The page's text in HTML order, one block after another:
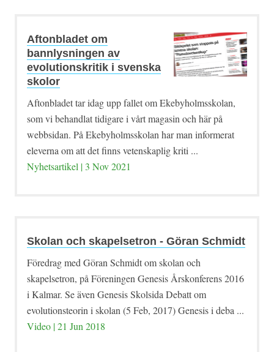
Aftonbladet om
bannlysningen av
evolutionskritik i svenska
skolor
Aftonbladet tar idag upp fallet om Ekebyholmsskolan,
som vi behandlat tidigare i vårt magasin och här på
webbsidan. På Ekebyholmsskolan har man informerat
eleverna om att det finns vetenskaplig kriti ...
Nyhetsartikel | 3 Nov 2021
Skolan och skapelsetron - Göran Schmidt
Föredrag med Göran Schmidt om skolan och
skapelsetron, på Föreningen Genesis Årskonferens 2016
i Kalmar. Se även Genesis Skolsida Debatt om
evolutionsteorin i skolan (5 Feb, 2017) Genesis i deba ...
Video | 21 Jun 2018